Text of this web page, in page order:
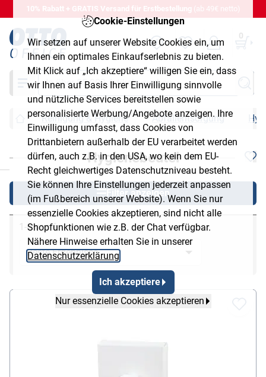
Cookie-Einstellungen
Wir setzen auf unserer Website Cookies ein, um
Ihnen ein optimales Einkaufserlebnis zu bieten.
Mit Klick auf „Ich akzeptiere“ willigen Sie ein, dass
wir Ihnen auf Basis Ihrer Einwilligung sinnvolle
und nützliche Services bereitstellen sowie
personalisierte Werbung/Angebote anzeigen. Ihre
Einwilligung umfasst, dass Cookies von
Drittanbietern außerhalb der EU verarbeitet werden
dürfen, auch z.B. in den USA, wo kein dem EU-
Recht gleichwertiges Datenschutzniveau besteht.
Sie können Ihre Einstellungen jederzeit anpassen
(im Fußbereich unserer Website). Wenn Sie nur
essenzielle Cookies akzeptieren, sind nicht alle
Shopfunktionen wie z.B. der Chat verfügbar.
Nähere Hinweise erhalten Sie in unserer
Datenschutzerklärung
Ich akzeptiere
Nur essenzielle Cookies akzeptieren
10% Rabatt + GRATIS Versand für Erstbestellung (ab 49€ netto)
0
Suche
Reinigung & Hygiene Abfallentsorgung
Hygienebeutel
Filter anzeigen
1-6 von 6